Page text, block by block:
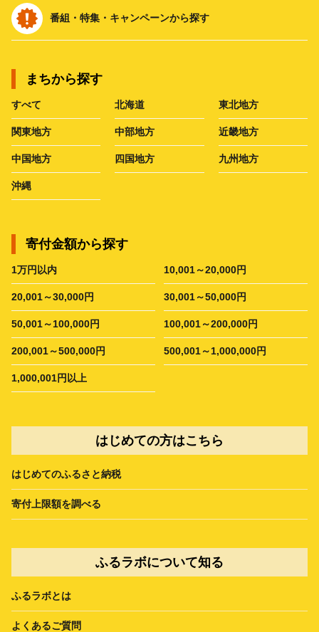
番組・特集・キャンペーンから探す
まちから探す
すべて 北海道 東北地方
関東地方 中部地方 近畿地方
中国地方 四国地方 九州地方
沖縄
寄付金額から探す
1万円以内 10,001～20,000円
20,001～30,000円 30,001～50,000円
50,001～100,000円 100,001～200,000円
200,001～500,000円 500,001～1,000,000円
1,000,001円以上
はじめての方はこちら
はじめてのふるさと納税
寄付上限額を調べる
ふるラボについて知る
ふるラボとは
よくあるご質問